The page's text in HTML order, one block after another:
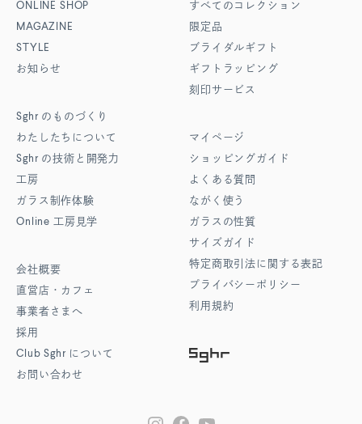
ONLINE SHOP
MAGAZINE
STYLE
お知らせ
Sghr のものづくり
わたしたちについて
Sghr の技術と開発力
工房
ガラス制作体験
Online 工房見学
会社概要
直営店・カフェ
事業者さまへ
採用
Club Sghr について
お問い合わせ
すべてのコレクション
限定品
ブライダルギフト
ギフトラッピング
刻印サービス
マイページ
ショッピングガイド
よくある質問
ながく使う
ガラスの性質
サイズガイド
特定商取引法に関する表記
プライバシーポリシー
利用規約